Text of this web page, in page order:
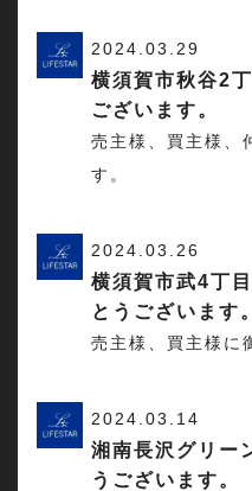
2024.03.29
横須賀市秋谷2
ございます。
売主様、買主様、
す。
2024.03.26
横須賀市武4丁
とうございます。
売主様、買主様に
2024.03.14
湘南長沢グリー
うございます。